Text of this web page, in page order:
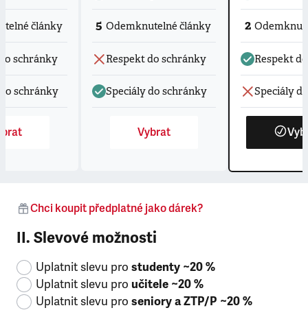
články
schránky
schránky
5 Odemknutelné články
Respekt do schránky
Speciály do schránky
Vybrat
2
Respekt
Speciály
Chci koupit předplatné jako dárek?
II. Slevové možnosti
Uplatnit slevu pro studenty ~20 %
Uplatnit slevu pro učitele ~20 %
Uplatnit slevu pro seniory a ZTP/P ~20 %